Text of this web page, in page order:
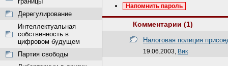
Дерегулирование
Интеллектуальная
собственность в
цифровом будущем
Партия свободы
Напомнить пароль
Комментарии (1)
Налоговая полиция
19.06.2003, Вик